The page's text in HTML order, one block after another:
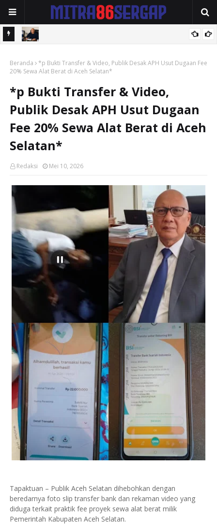
Rakyatnya*
Beranda
*p Bukti Transfer & Video, Publik Desak APH Usut Dugaan Fee
20% Sewa Alat Berat di Aceh Selatan*
*p Bukti Transfer & Video,
Publik Desak APH Usut Dugaan
Fee 20% Sewa Alat Berat di Aceh
Selatan*
Redaksi Mei 10, 2026
Tapaktuan – Publik Aceh Selatan dihebohkan dengan
beredarnya foto slip transfer bank dan rekaman video yang
diduga terkait praktik fee proyek sewa alat berat milik
Pemerintah Kabupaten Aceh Selatan.